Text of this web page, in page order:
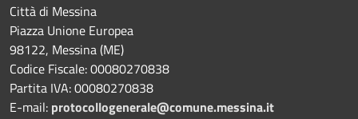
Città di Messina
Piazza Unione Europea
98122, Messina (ME)
Codice Fiscale: 00080270838
Partita IVA: 00080270838
E-mail: protocollogenerale@comune.messina.it